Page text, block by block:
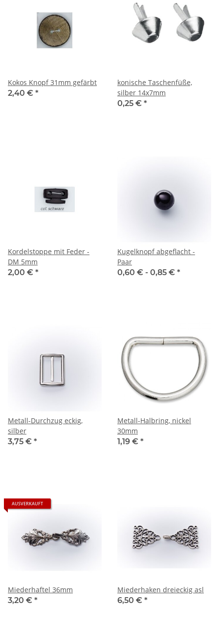
Kokos Knopf 31mm gefärbt
2,40 € *
konische Taschenfüße,
silber 14x7mm
0,25 € *
Kordelstoppe mit Feder -
DM 5mm
2,00 € *
Kugelknopf abgeflacht -
Paar
0,60 € - 0,85 € *
Metall-Durchzug eckig,
silber
3,75 € *
Metall-Halbring, nickel
30mm
1,19 € *
AUSVERKAUFT
Miederhaftel 36mm
3,20 € *
Miederhaken dreieckig asl
6,50 € *